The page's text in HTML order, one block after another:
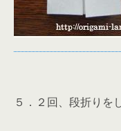
５．２回、段折りを